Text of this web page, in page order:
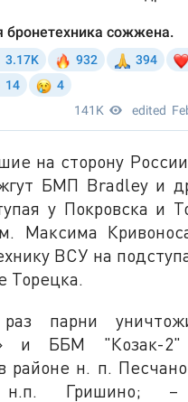
на сторону
БМП Bradley и
у Покровска и
Максима
ВСУ на
Торецка.
парни
и ББМ "Козак-
районе н. п.
н.п. Гришино; –